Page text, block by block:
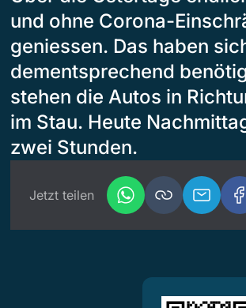
und ohne Corona-
geniessen. Das haben
dementsprechend
stehen die Autos in
im Stau. Heute
zwei Stunden.
Jetzt teilen